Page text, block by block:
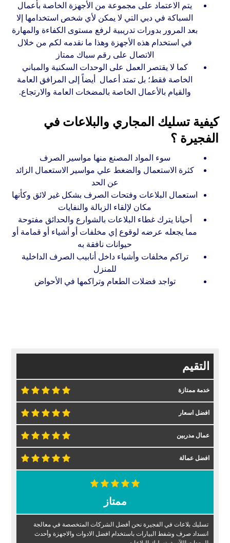
يتم الاعتماد على مجموعة من الأجهزة الخاصة بأعمال
السباكة في دبي التي لا يمكن لأي شخص استخدامها إلا
بعد المرور بدورات تدريبية لرفع مستوى الكفاءة والمهارة
في استخدام هذه الأجهزة وهذا ما نقدمه لكم من خلال
الاتصال على رقم سباك ممتاز
كما لا يقتصر العمل على الوحدات السكنية والمباني
الخاصة فقط؛ بل تمتد أعمال أيضاً إلى المرافق العامة
والقيام بالأعمال الخاصة بالمضخات العامة والارتجاع.
كيفية تسليك المجاري والبلاعات في
الفجيرة ؟
سوء المواد المصنع منها مواسير الصرف
كثرة الاستعمال والضغط علي مواسير الاستعمال الزائد
عن الحد
استعمال البلاعات وفتحات الصرف بشكل غير لائق وكأنها
مكان لإلقاء الزبالة والنفايات
أحيانا يترك غطاء البلاعات بالشوارع والحدائق مفتوحة
مما يجعله عرضه لوقوع إي مخلفات أو أشياء أو قمامة أو
حيوانات نافقة به
تراكم مخلفات وأشياء داخل أنابيب الصرف الداخلية
للمنزل
تواجد فضلات الطعام وتراكمها في الأحواض
التقيم
خدمة ممتازة
افضل اسعار
عمال مدربين
افضل عمالة
ممتاز
تسليك بلاعات في الفجيرة نحن أفضل الشركات المتخصصة في معالجة
انسداد صرف وشفط البيارات باستخدام افضل الادوات والاجهزة وأحدث